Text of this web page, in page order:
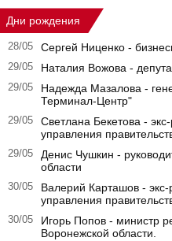
Дни рождения
28/05 Сергей Ниценко -
29/05 Наталия Вожова -
29/05
Надежда Мазалова -
Терминал-Центр"
29/05
Светлана Бекетова -
управления
29/05
Денис Чушкин -
области
30/05
Валерий Карташов - экс-
управления
30/05
Игорь Попов - министр
Воронежской области.